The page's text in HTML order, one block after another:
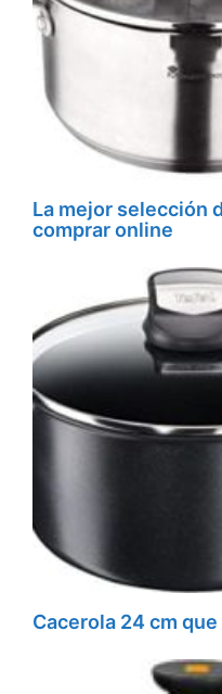
La mejor selección
comprar online
Cacerola 24 cm